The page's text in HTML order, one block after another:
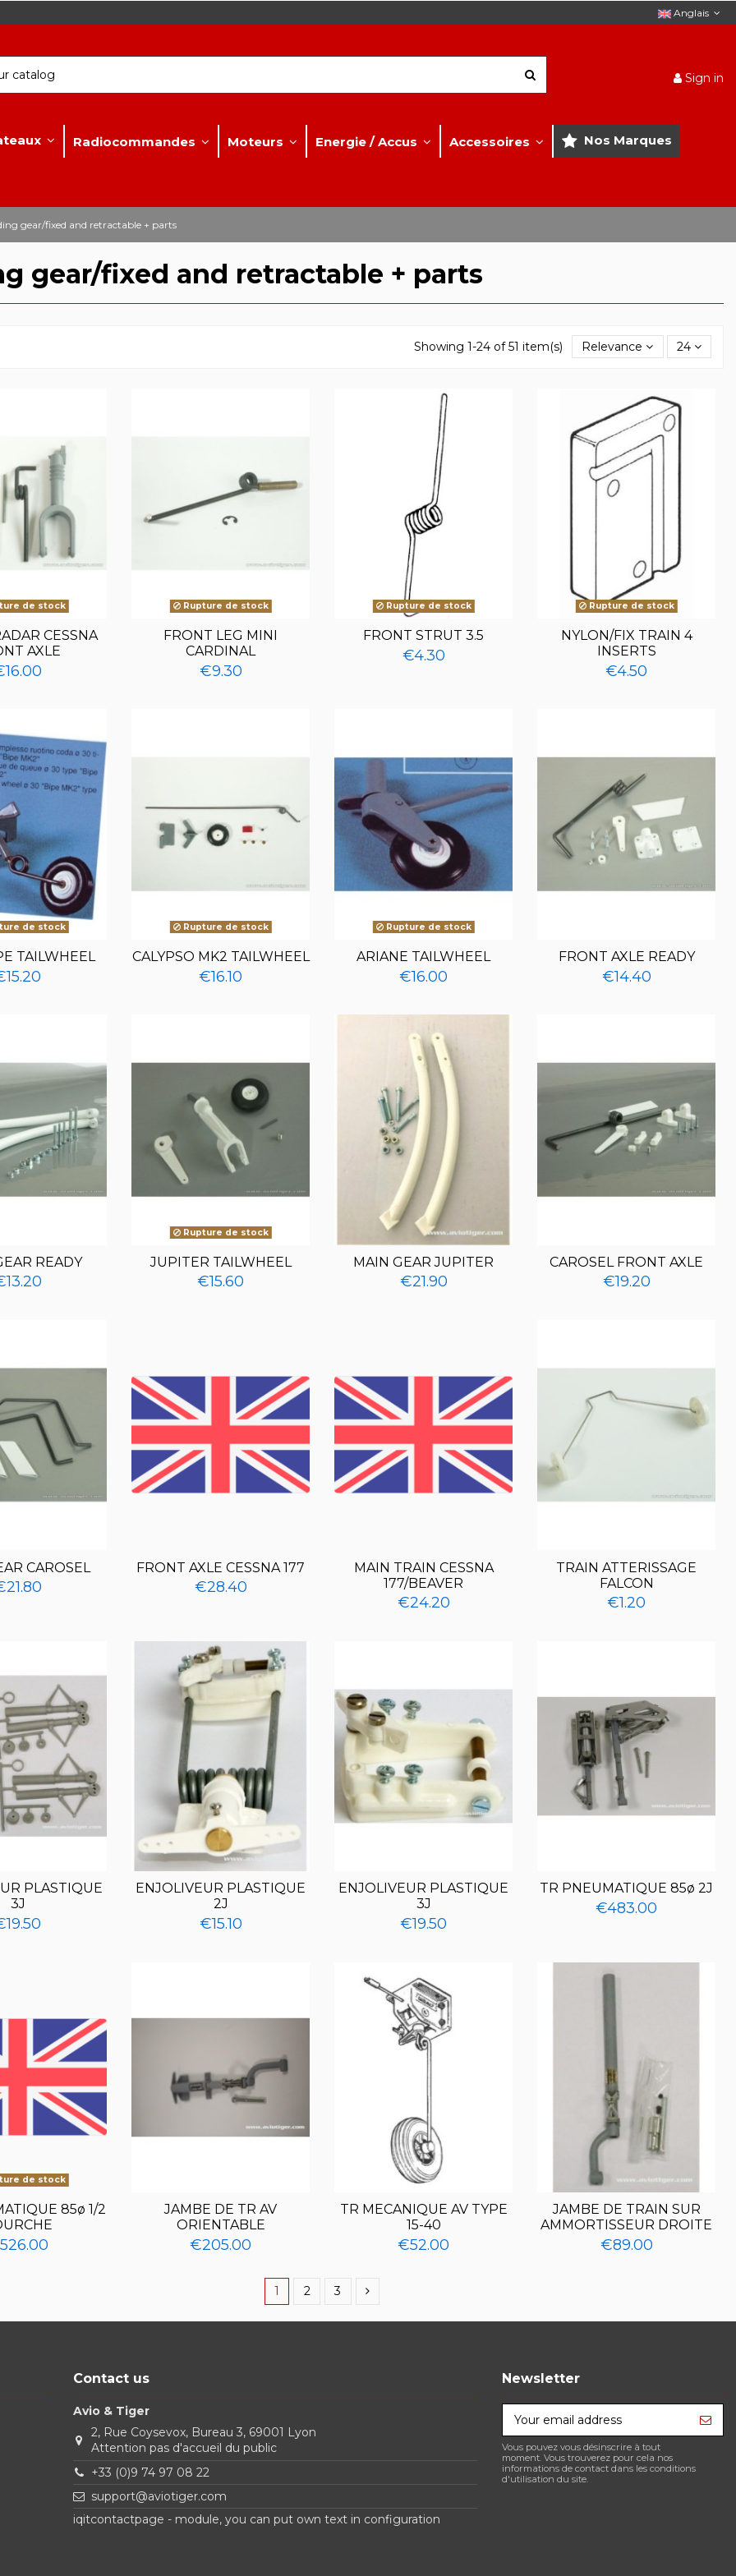
Anglais
Sign in
Radiocommandes Moteurs Energie / Accus Accessoires Nos Marques
gear/fixed and retractable + parts
gear/fixed and retractable + parts
Showing 1-24 of 51 item(s) Relevance 24
de stock
CESSNA
AXLE
Rupture de stock
FRONT LEG MINI
CARDINAL
€9.30
Rupture de stock
FRONT STRUT 3.5
€4.30
Rupture de stock
NYLON/FIX TRAIN 4
INSERTS
€4.50
de stock
TAILWHEEL
Rupture de stock
CALYPSO MK2 TAILWHEEL
€16.10
Rupture de stock
ARIANE TAILWHEEL
€16.00
FRONT AXLE READY
€14.40
READY
Rupture de stock
JUPITER TAILWHEEL
€15.60
MAIN GEAR JUPITER
€21.90
CAROSEL FRONT AXLE
€19.20
CAROSEL FRONT AXLE CESSNA 177
€28.40
MAIN TRAIN CESSNA
177/BEAVER
€24.20
TRAIN ATTERISSAGE
FALCON
€1.20
PLASTIQUE
3J
ENJOLIVEUR PLASTIQUE
2J
€15.10
ENJOLIVEUR PLASTIQUE
3J
€19.50
TR PNEUMATIQUE 85ø 2J
€483.00
de stock
85ø 1/2
JAMBE DE TR AV
ORIENTABLE
€205.00
TR MECANIQUE AV TYPE
15-40
€52.00
JAMBE DE TRAIN SUR
AMMORTISSEUR DROITE
€89.00
1 2 3
Contact us
Avio & Tiger
2, Rue Coysevox, Bureau 3, 69001 Lyon
Attention pas d'accueil du public
+33 (0)9 74 97 08 22
support@aviotiger.com
iqitcontactpage - module, you can put own text in configuration
Newsletter
Vous pouvez vous désinscrire à tout
moment. Vous trouverez pour cela nos
informations de contact dans les conditions
d'utilisation du site.